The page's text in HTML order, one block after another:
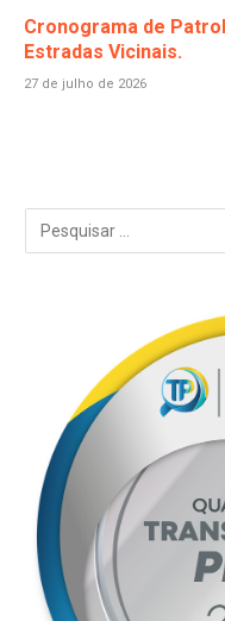
Cronograma de
Estradas Vicinais.
27 de julho de 2026